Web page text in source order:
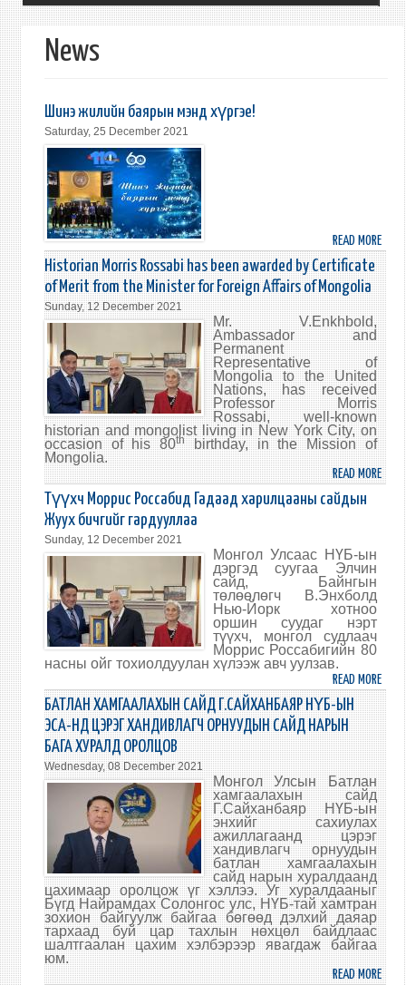
News
Шинэ жилийн баярын мэнд хүргэе!
Saturday, 25 December 2021
READ MORE
Historian Morris Rossabi has been awarded by Certificate
of Merit from the Minister for Foreign Affairs of Mongolia
Sunday, 12 December 2021
Mr. V.Enkhbold,
Ambassador and
Permanent
Representative of
Mongolia to the United
Nations, has received
Professor Morris
Rossabi, well-known
historian and mongolist living in New York City, on
occasion of his 80thbirthday, in the Mission of
Mongolia.
READ MORE
FROM
THE
FOR
OF
Түүхч Моррис Россабид Гадаад харилцааны сайдын
Жуух бичгийг гардууллаа
Sunday, 12 December 2021
Монгол Улсаас НҮБ-ын
дэргэд суугаа Элчин
сайд, Байнгын
төлөөлөгч В.Энхболд
Нью-Йорк хотноо
оршин суудаг нэрт
түүхч, монгол судлаач
Моррис Россабигийн 80
насны ойг тохиолдуулан хүлээж авч уулзав.
READ MORE
БАТЛАН ХАМГААЛАХЫН САЙД Г.САЙХАНБАЯР НҮБ-ЫН
ЭСА-НД ЦЭРЭГ ХАНДИВЛАГЧ ОРНУУДЫН САЙД НАРЫН
БАГА ХУРАЛД ОРОЛЦОВ
Wednesday, 08 December 2021
Монгол Улсын Батлан
хамгаалахын сайд
Г.Сайханбаяр НҮБ-ын
энхийг сахиулах
ажиллагаанд цэрэг
хандивлагч орнуудын
батлан хамгаалахын
сайд нарын хуралдаанд
цахимаар оролцож үг хэллээ. Уг хуралдааныг
Бүгд Найрамдах Солонгос улс, НҮБ-тай хамтран
зохион байгуулж байгаа бөгөөд дэлхий даяар
тархаад буй цар тахлын нөхцөл байдлаас
шалтгаалан цахим хэлбэрээр явагдаж байгаа
юм.
READ MORE